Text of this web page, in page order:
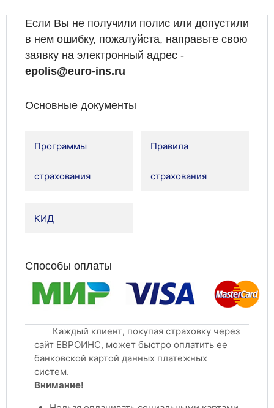
Если Вы не получили полис или допустили
в нем ошибку, пожалуйста, направьте свою
заявку на электронный адрес -
epolis@euro-ins.ru
Основные документы
Программы
страхования
Правила
страхования
КИД
Способы оплаты
Каждый клиент, покупая страховку через
сайт ЕВРОИНС, может быстро оплатить ее
банковской картой данных платежных
систем.
Внимание!